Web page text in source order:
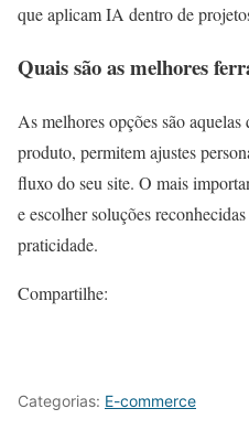
que aplicam IA dentro de
Quais são as melhores
As melhores opções são
produto, permitem ajustes
fluxo do seu site. O mais
e escolher soluções
praticidade.
Compartilhe:
Categorias: E-commerce